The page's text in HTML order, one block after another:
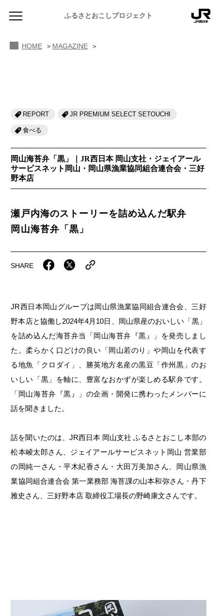
ふるさとおこしプロジェクト
NEWS
MAGAZINE
地域のよみもの
ふるさと文庫
人・もの・こと
JR西日本グループのおみやげ開発
岡山海苔シリーズ
岡山育ちのアイスバー
雑貨シリーズ
恋するジャージー 瀬戸田レモン
蒜山ショコラ
蒜山ショコラクッキーズ
せとうちのおいしいシリーズ
せとうちの果実 チューハイ
CATALOG
第16回 Re： 第15回 未来へつなぐ人
第14回 持続と進化 第13回 せとうちの海を育む山々
第12回 挑戦 第11回 せとうち
第10回 岡山・備後の果物 第9回 岡山・備後のうめぇもん
第8回 岡山市
第6回 瀬戸内市/備前市/和気町/赤磐市 第5回 津山市/鏡野町/吉備中央町/久米南町/美咲町
第4回 倉敷市/玉野市/浅口市/里庄町 第3回 尾道市/福山市/笠岡市/府中市
第2回 真庭市/新庄村 第1回 新見市/高梁市/総社市/井原市/矢掛町
観光列車
SAKU美SAKU楽
SETOUCHI TRAIN
La Malle de Bois
地酒列車
スローライフ列車
活動内容
開発秘話インタビュー
HOME MAGAZINE
REPORT JR PREMIUM SELECT SETOUCHI
食べる
岡山海苔弁「黒」｜JR西日本 岡山支社・ジェイアール
サービスネット岡山・岡山県漁業協同組合連合会・三好
野本店
瀬戸内海のストーリーを詰め込んだ駅弁
岡山海苔弁「黒」
SHARE
JR西日本岡山グループは岡山県漁業協同組合連合会、三好
野本店と協働し2024年4月10日、岡山県産のおいしい「黒」
を詰め込んだ海苔弁当「岡山海苔弁『黒』」を発売しまし
た。柔らかく口どけの良い「岡山若のり」や岡山を代表す
る地魚「クロダイ」、勝英地方名産の黒豆「作州黒」のお
いしい「黒」を軸に、豊富なおかずが楽しめる駅弁です。
「岡山海苔弁『黒』」の企画・開発に携わったメンバーに
話を聞きました。
話を聞いたのは、JR西日本 岡山支社 ふるさとおこし本部の
松本崚太郎さん、ジェイアールサービスネット岡山 営業部
の岡純一さん・平木紀香さん・大田万美加さん、岡山県漁
業協同組合連合会 第一業務部 海苔課の山本和弥さん・丹下
雅史さん、三好野本店 取締役工場長の野崎康文さんです。